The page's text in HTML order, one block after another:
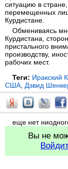
ситуацию в
перемещенных
Курдистане.
Обмениваясь
Курдистана,
пристального
производству,
рабочих мест.
Теги: Иракский
США Дэвид
еще нет
Вы не